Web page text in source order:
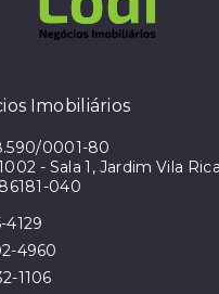
Imobiliários
0001-80
- Sala 1, Jardim Vila
040
4129
4960
1106